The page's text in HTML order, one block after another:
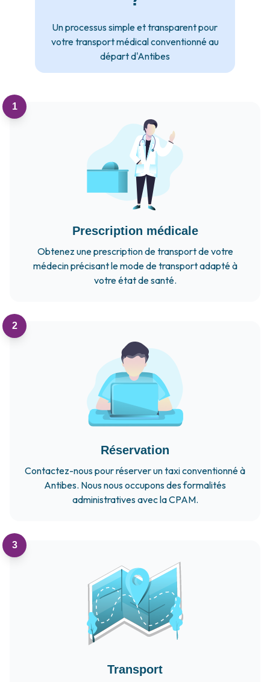
Un processus simple et transparent pour
votre transport médical conventionné au
départ d'Antibes
1
Prescription médicale
Obtenez une prescription de transport de votre
médecin précisant le mode de transport adapté à
votre état de santé.
2
Réservation
Contactez-nous pour réserver un taxi conventionné à
Antibes. Nous nous occupons des formalités
administratives avec la CPAM.
3
Transport